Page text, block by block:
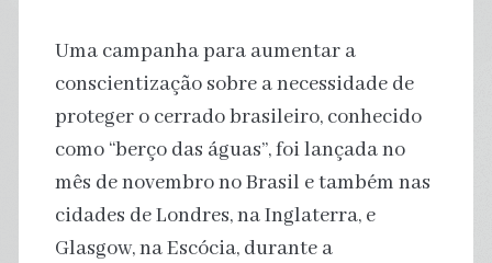
Uma campanha para aumentar a
conscientização sobre a necessidade de
proteger o cerrado brasileiro, conhecido
como “berço das águas”, foi lançada no
mês de novembro no Brasil e também nas
cidades de Londres, na Inglaterra, e
Glasgow, na Escócia, durante a